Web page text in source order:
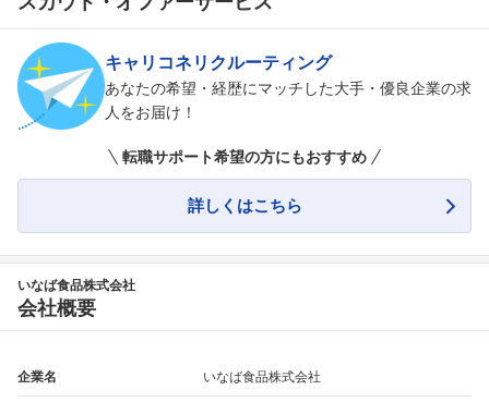
キャリコネリクルーティング
あなたの希望・経歴にマッチした大手・優良企業の求
人をお届け！
転職サポート希望の方にもおすすめ
詳しくはこちら
いなば食品株式会社
会社概要
企業名 いなば食品株式会社